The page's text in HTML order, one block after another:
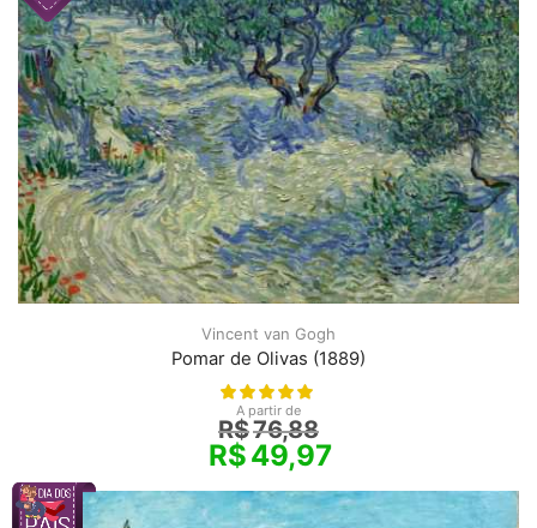
Vincent van Gogh
Pomar de Olivas (1889)
A partir de
R$76,88
R$49,97